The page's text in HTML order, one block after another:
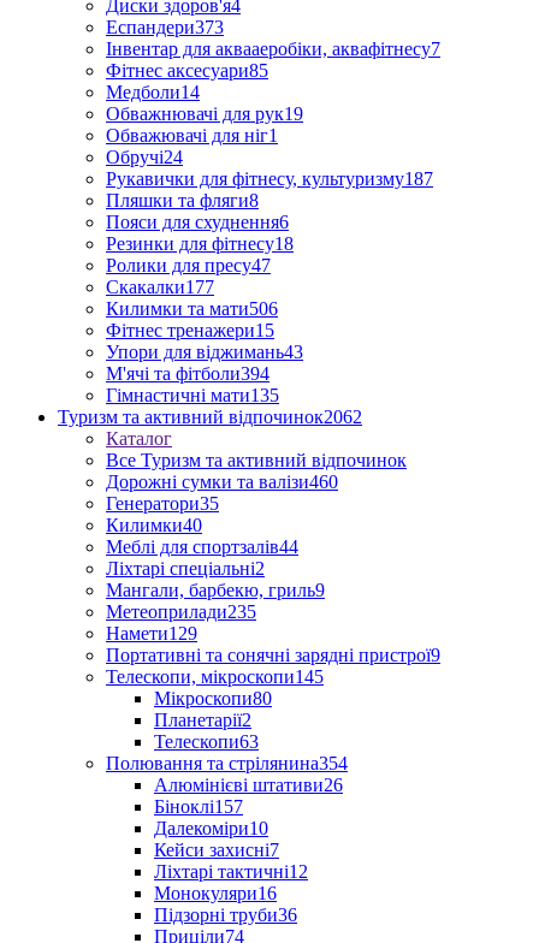
Диски здоров'я4
Еспандери373
Інвентар для аквааеробіки, аквафітнесу7
Фітнес аксесуари85
Медболи14
Обважнювачі для рук19
Обважювачі для ніг1
Обручі24
Рукавички для фітнесу, культуризму187
Пляшки та фляги8
Пояси для схуднення6
Резинки для фітнесу18
Ролики для пресу47
Скакалки177
Килимки та мати506
Фітнес тренажери15
Упори для віджимань43
М'ячі та фітболи394
Гімнастичні мати135
Туризм та активний відпочинок2062
Каталог
Все Туризм та активний відпочинок
Дорожні сумки та валізи460
Генератори35
Килимки40
Меблі для спортзалів44
Ліхтарі спеціальні2
Мангали, барбекю, гриль9
Метеоприлади235
Намети129
Портативні та сонячні зарядні пристрої9
Телескопи, мікроскопи145
Мікроскопи80
Планетарії2
Телескопи63
Полювання та стрілянина354
Алюмінієві штативи26
Біноклі157
Далекоміри10
Кейси захисні7
Ліхтарі тактичні12
Монокуляри16
Підзорні труби36
Приціли74